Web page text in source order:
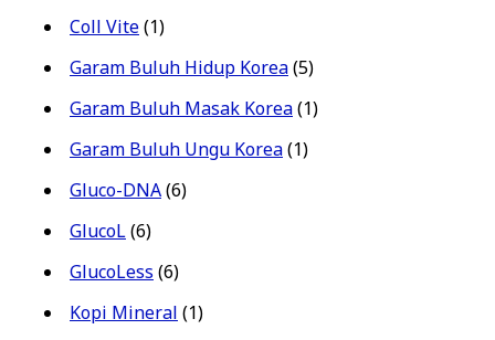
Coll Vite(1)
Garam Buluh Hidup Korea(5)
Garam Buluh Masak Korea(1)
Garam Buluh Ungu Korea(1)
Gluco-DNA(6)
GlucoL(6)
GlucoLess (6)
Kopi Mineral (1)